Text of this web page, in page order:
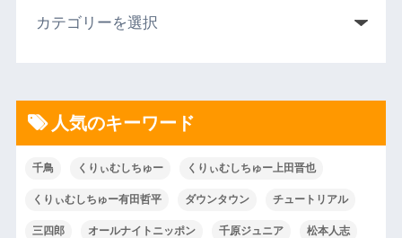
人気のキーワード
千鳥 くりぃむしちゅー くりぃむしちゅー上田晋也
くりぃむしちゅー有田哲平 ダウンタウン チュートリアル
三四郎 オールナイトニッポン 千原ジュニア 松本人志